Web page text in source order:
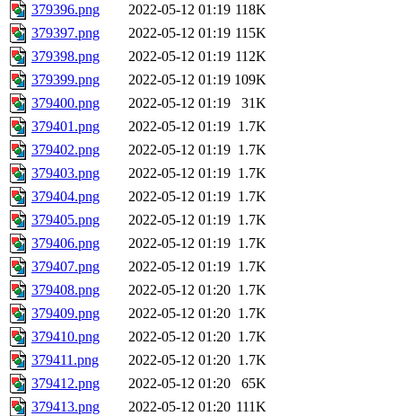
379396.png
2022-05-12 01:19 118K
379397.png
2022-05-12 01:19 115K
379398.png
2022-05-12 01:19 112K
379399.png
2022-05-12 01:19 109K
379400.png
2022-05-12 01:19
31K
379401.png
2022-05-12 01:19 1.7K
379402.png
2022-05-12 01:19 1.7K
379403.png
2022-05-12 01:19 1.7K
379404.png
2022-05-12 01:19 1.7K
379405.png
2022-05-12 01:19 1.7K
379406.png
2022-05-12 01:19 1.7K
379407.png
2022-05-12 01:19 1.7K
379408.png
2022-05-12 01:20 1.7K
379409.png
2022-05-12 01:20 1.7K
379410.png
2022-05-12 01:20 1.7K
379411.png
2022-05-12 01:20 1.7K
379412.png
2022-05-12 01:20
65K
379413.png
2022-05-12 01:20 111K